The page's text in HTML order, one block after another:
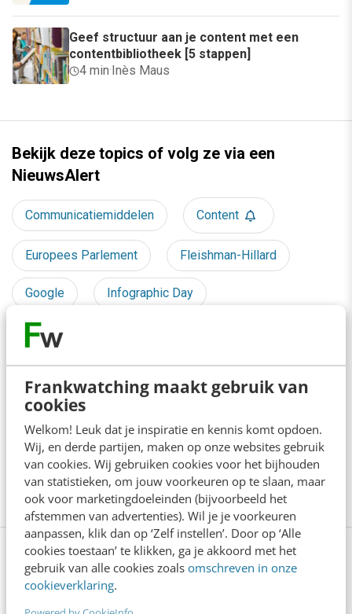
Frankwatching maakt gebruik van
cookies
Welkom! Leuk dat je inspiratie en kennis komt opdoen.
Wij, en derde partijen, maken op onze websites gebruik
van cookies. Wij gebruiken cookies voor het bijhouden
van statistieken, om jouw voorkeuren op te slaan, maar
ook voor marketingdoeleinden (bijvoorbeeld het
afstemmen van advertenties). Wil je je voorkeuren
aanpassen, klik dan op ‘Zelf instellen’. Door op ‘Alle
cookies toestaan’ te klikken, ga je akkoord met het
gebruik van alle cookies zoals omschreven in onze
cookieverklaring.
Geef structuur aan je content met een
contentbibliotheek [5 stappen]
4 min·Inès Maus
Bekijk deze topics of volg ze via een
NieuwsAlert
Communicatiemiddelen Content
Europees Parlement Fleishman-Hillard
Google Infographic Day
Infographics
Social media
Wetenschappelijk onderzoek X
Zoekmachines
Lees 5 reacties